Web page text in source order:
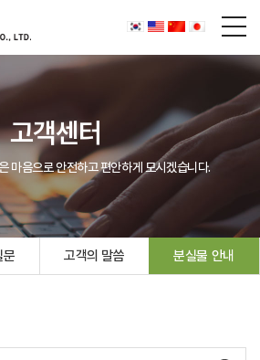
고객센터
마음으로 안전하고 편안하게 모시겠습니다.
문 고객의 말씀 분실물 안내